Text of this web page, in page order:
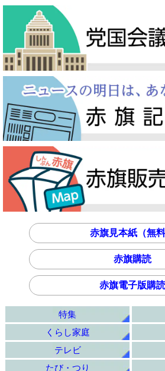
赤旗見本紙（無料
赤旗購読
赤旗電子版購読
特集
くらし家庭
テレビ
たび・つり